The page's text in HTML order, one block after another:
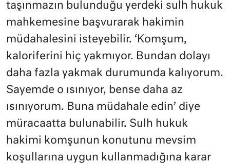
taşınmazın bulunduğu yerdeki sulh hukuk
mahkemesine başvurarak hakimin
müdahalesini isteyebilir. ‘Komşum,
kaloriferini hiç yakmıyor. Bundan dolayı
daha fazla yakmak durumunda kalıyorum.
Sayemde o ısınıyor, bense daha az
ısınıyorum. Buna müdahale edin’ diye
müracaatta bulunabilir. Sulh hukuk
hakimi komşunun konutunu mevsim
koşullarına uygun kullanmadığına karar